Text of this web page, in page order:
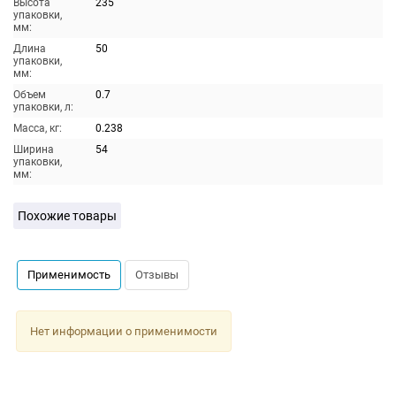
Высота
упаковки,
мм:
235
Длина
упаковки,
мм:
50
Объем
упаковки, л:
0.7
Масса, кг:
0.238
Ширина
упаковки,
мм:
54
Похожие товары
Применимость Отзывы
Нет информации о применимости